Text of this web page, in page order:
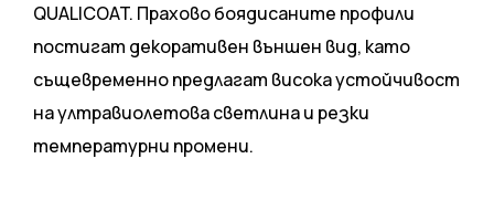
QUALICOAT. Прахово боядисаните профили
постигат декоративен външен вид, като
същевременно предлагат висока устойчивост
на ултравиолетова светлина и резки
температурни промени.